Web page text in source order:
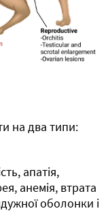
на два типи:
апатія,
анемія, втрата
оболонки і